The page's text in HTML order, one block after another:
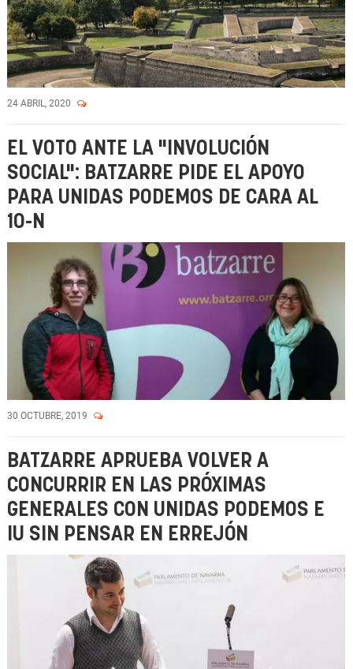
24 ABRIL, 2020
EL VOTO ANTE LA "INVOLUCIÓN
SOCIAL": BATZARRE PIDE EL APOYO
PARA UNIDAS PODEMOS DE CARA AL
10-N
30 OCTUBRE, 2019
BATZARRE APRUEBA VOLVER A
CONCURRIR EN LAS PRÓXIMAS
GENERALES CON UNIDAS PODEMOS E
IU SIN PENSAR EN ERREJÓN